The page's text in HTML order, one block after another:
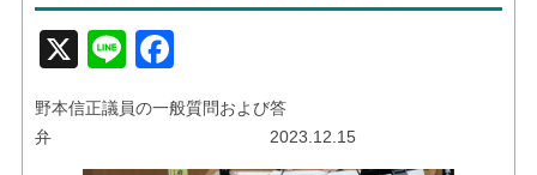
議会質問
政策・見解
お問い合せ
X Line
野本信正議員の一般質問および答
弁 2023.12.15